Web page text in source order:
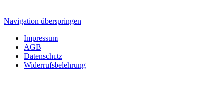
Navigation überspringen
Impressum
AGB
Datenschutz
Widerrufsbelehrung